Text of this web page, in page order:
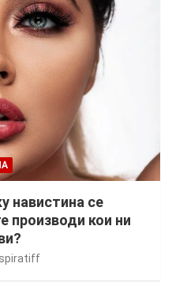
навистина се
производи кои ни